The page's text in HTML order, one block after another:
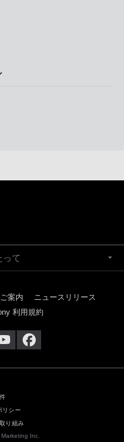
って
案内
ニュースリリース
利用規約
リシー
り組み
Inc.